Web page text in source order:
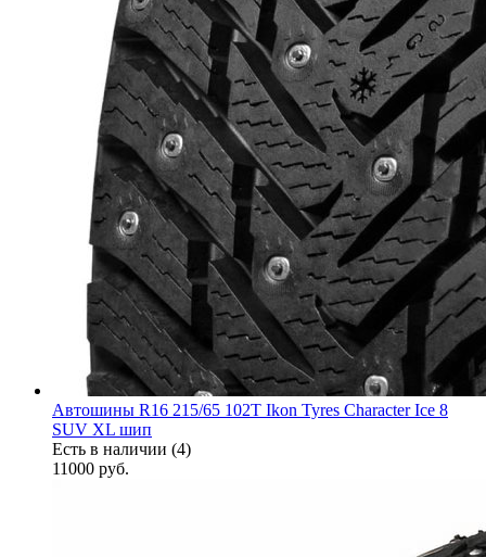
Автошины R16 215/65 102T Ikon Tyres Character Ice 8
SUV XL шип
Есть в наличии (4)
11000 руб.